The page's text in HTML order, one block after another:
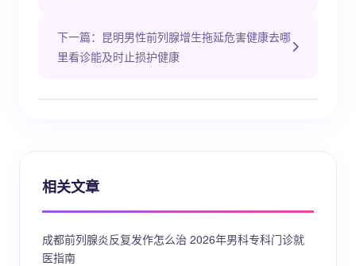
下一篇：昆明男性前列腺增生拖延危害健康去哪
里看诊能及时止损护健康
相关文章
成都前列腺炎反复发作怎么治 2026年男科专科门诊就
医指南